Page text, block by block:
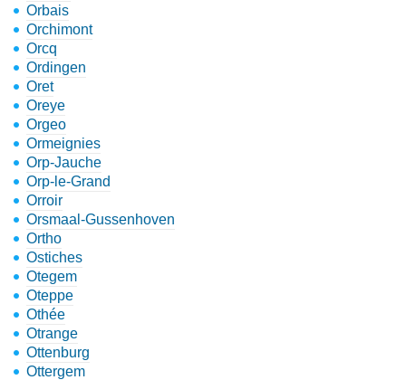
Orbais
Orchimont
Orcq
Ordingen
Oret
Oreye
Orgeo
Ormeignies
Orp-Jauche
Orp-le-Grand
Orroir
Orsmaal-Gussenhoven
Ortho
Ostiches
Otegem
Oteppe
Othée
Otrange
Ottenburg
Ottergem